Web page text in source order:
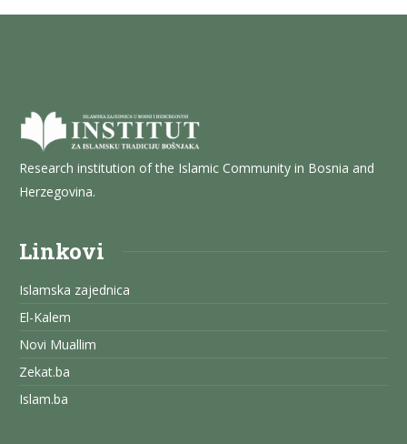
Research institution of the Islamic Community in Bosnia and
Herzegovina.
Linkovi
Islamska zajednica
El-Kalem
Novi Muallim
Zekat.ba
Islam.ba